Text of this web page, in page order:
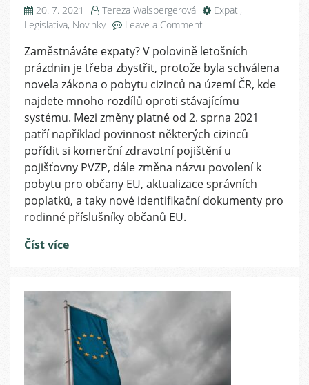
20. 7. 2021 Tereza Walsbergerová Expati,
Legislativa, Novinky Leave a Comment
změny
v
zákoně
o
pobytu
cizinců
na
území
ČR
s
platností
Zaměstnáváte expaty? V polovině letošních
prázdnin je třeba zbystřit, protože byla schválena
novela zákona o pobytu cizinců na území ČR, kde
najdete mnoho rozdílů oproti stávajícímu
systému. Mezi změny platné od 2. sprna 2021
patří například povinnost některých cizinců
pořídit si komerční zdravotní pojištění u
pojišťovny PVZP, dále změna názvu povolení k
pobytu pro občany EU, aktualizace správních
poplatků, a taky nové identifikační dokumenty pro
rodinné příslušníky občanů EU.
Číst více